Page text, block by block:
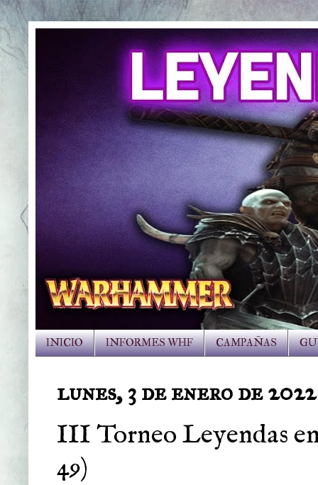
INICIO INFORMES WHF CAMPAÑAS
lunes, 3 de enero de 2022
III Torneo Leyendas
49)